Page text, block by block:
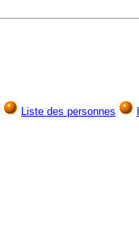
Liste des personnes